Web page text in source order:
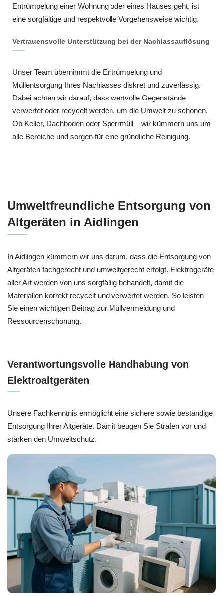
Entrümpelung einer Wohnung oder eines Hauses geht, ist
eine sorgfältige und respektvolle Vorgehensweise wichtig.
Vertrauensvolle Unterstützung bei der Nachlassauflösung
Unser Team übernimmt die Entrümpelung und
Müllentsorgung Ihres Nachlasses diskret und zuverlässig.
Dabei achten wir darauf, dass wertvolle Gegenstände
verwertet oder recycelt werden, um die Umwelt zu schonen.
Ob Keller, Dachboden oder Sperrmüll – wir kümmern uns um
alle Bereiche und sorgen für eine gründliche Reinigung.
Umweltfreundliche Entsorgung von
Altgeräten in Aidlingen
In Aidlingen kümmern wir uns darum, dass die Entsorgung von
Altgeräten fachgerecht und umweltgerecht erfolgt. Elektrogeräte
aller Art werden von uns sorgfältig behandelt, damit die
Materialien korrekt recycelt und verwertet werden. So leisten
Sie einen wichtigen Beitrag zur Müllvermeidung und
Ressourcenschonung.
Verantwortungsvolle Handhabung von
Elektroaltgeräten
Unsere Fachkenntnis ermöglicht eine sichere sowie beständige
Entsorgung Ihrer Altgeräte. Damit beugen Sie Strafen vor und
stärken den Umweltschutz.